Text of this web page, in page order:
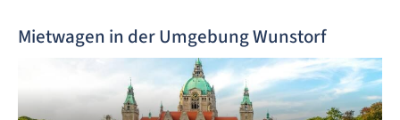
Mietwagen in der Umgebung Wunstorf